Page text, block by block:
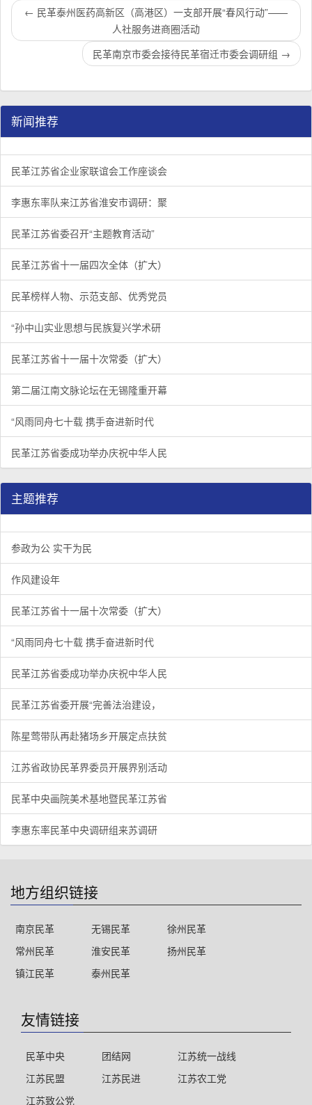
← 民革泰州医药高新区（高港区）一支部开展“春风行动”——
人社服务进商圈活动
民革南京市委会接待民革宿迁市委会调研组 →
新闻推荐
民革江苏省企业家联谊会工作座谈会在宁召开
1/3 李惠东率队来江苏省淮安市调研：聚焦民革党员之家建设管
2/3 民革江苏省委召开“主题教育活动” 领导班子民主生活会
3/3
民革江苏省企业家联谊会工作座谈会
李惠东率队来江苏省淮安市调研：聚
民革江苏省委召开“主题教育活动”
民革江苏省十一届四次全体（扩大）
民革榜样人物、示范支部、优秀党员
“孙中山实业思想与民族复兴学术研
民革江苏省十一届十次常委（扩大）
第二届江南文脉论坛在无锡隆重开幕
“风雨同舟七十载 携手奋进新时代
民革江苏省委成功举办庆祝中华人民
主题推荐
参政为公 实干为民
作风建设年
民革江苏省十一届十次常委（扩大）
“风雨同舟七十载 携手奋进新时代
民革江苏省委成功举办庆祝中华人民
民革江苏省委开展“完善法治建设，
陈星莺带队再赴猪场乡开展定点扶贫
江苏省政协民革界委员开展界别活动
民革中央画院美术基地暨民革江苏省
李惠东率民革中央调研组来苏调研
地方组织链接
南京民革 无锡民革
徐州民革
常州民革
淮安民革
扬州民革
镇江民革
泰州民革
友情链接
民革中央 团结网
江苏统一战线
江苏民盟
江苏民进
江苏农工党
江苏致公党